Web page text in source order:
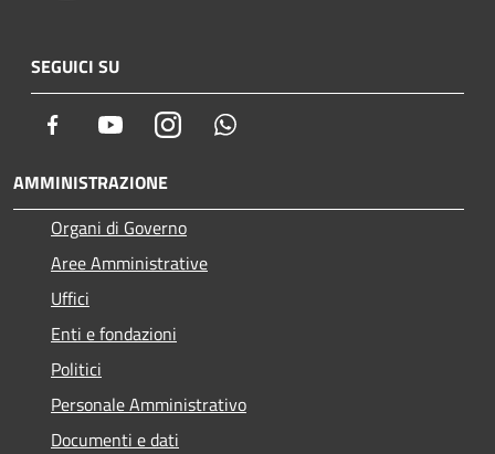
SEGUICI SU
Facebook YoutubeInstagram
AMMINISTRAZIONE
Organi di Governo
Aree Amministrative
Uffici
Enti e fondazioni
Politici
Personale Amministrativo
Documenti e dati